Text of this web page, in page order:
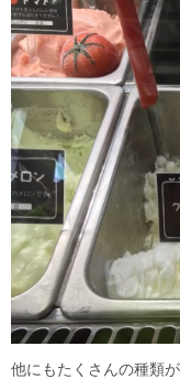
他にもたくさんの種類